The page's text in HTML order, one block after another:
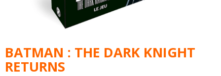
BATMAN : THE DARK KNIGHT
RETURNS